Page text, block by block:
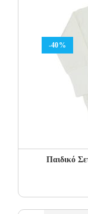
-40%
Παιδικό